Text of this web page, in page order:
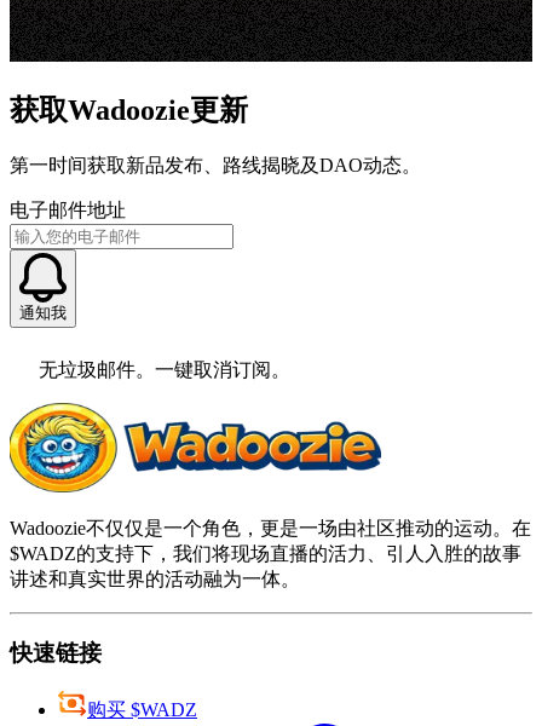
获取Wadoozie更新
第一时间获取新品发布、路线揭晓及DAO动态。
电子邮件地址
通知我
无垃圾邮件。一键取消订阅。
Wadoozie不仅仅是一个角色，更是一场由社区推动的运动。在
$WADZ的支持下，我们将现场直播的活力、引人入胜的故事
讲述和真实世界的活动融为一体。
快速链接
购买 $WADZ